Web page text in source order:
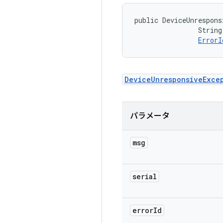
public
パラメータ
msg
serial
errorId